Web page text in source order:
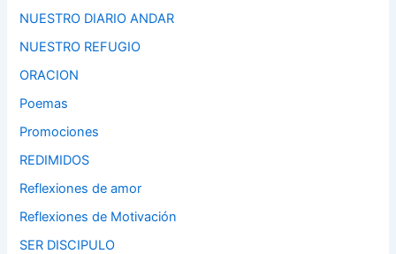
NUESTRO DIARIO ANDAR
NUESTRO REFUGIO
ORACION
Poemas
Promociones
REDIMIDOS
Reflexiones de amor
Reflexiones de Motivación
SER DISCIPULO